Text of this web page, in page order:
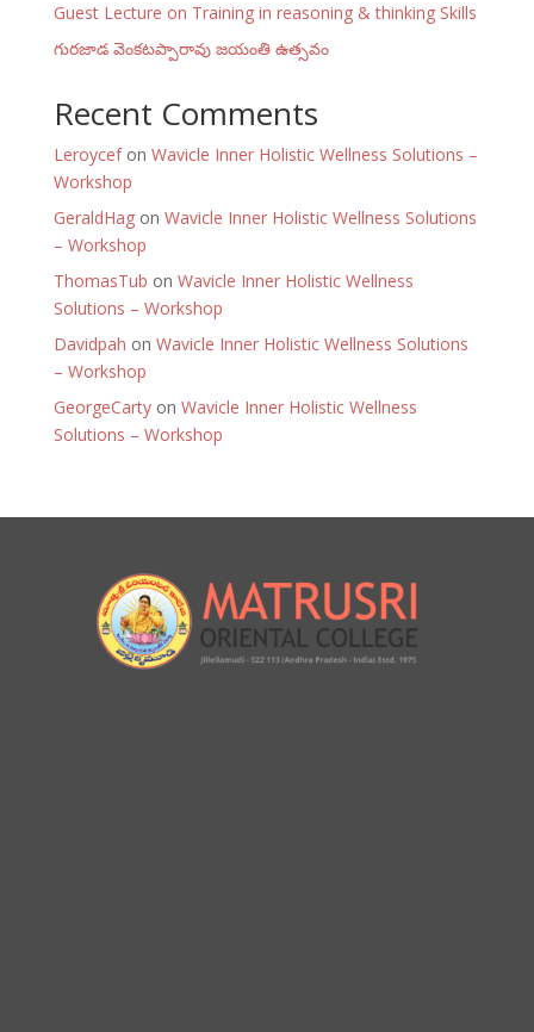
Guest Lecture on Training in reasoning & thinking Skills
గురజాడ వెంకటప్పారావు జయంతి ఉత్సవం
Recent Comments
Leroycefon Wavicle Inner Holistic Wellness Solutions –
Workshop
GeraldHagon Wavicle Inner Holistic Wellness Solutions
– Workshop
ThomasTub on Wavicle Inner Holistic Wellness
Solutions – Workshop
Davidpah on Wavicle Inner Holistic Wellness Solutions
– Workshop
GeorgeCartyon Wavicle Inner Holistic Wellness
Solutions – Workshop